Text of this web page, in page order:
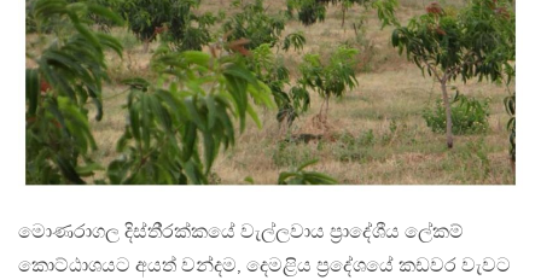
මොණරාගල දිස්ති‍්‍රක්කයේ වැල්ලවාය ප‍්‍රාදේශීය ලේකම්
කොට්ඨාශයට අයත් වන්දම, දෙමළිය ප‍්‍රදේශයේ කඩවර වැවට